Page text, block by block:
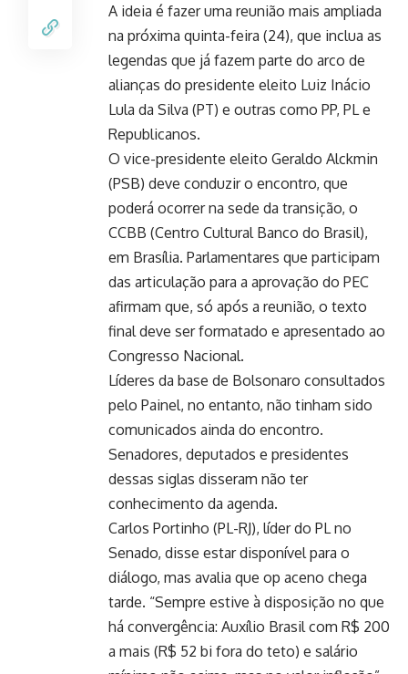
A ideia é fazer uma reunião mais ampliada
na próxima quinta-feira (24), que inclua as
legendas que já fazem parte do arco de
alianças do presidente eleito Luiz Inácio
Lula da Silva (PT) e outras como PP, PL e
Republicanos.
O vice-presidente eleito Geraldo Alckmin
(PSB) deve conduzir o encontro, que
poderá ocorrer na sede da transição, o
CCBB (Centro Cultural Banco do Brasil),
em Brasília. Parlamentares que participam
das articulação para a aprovação do PEC
afirmam que, só após a reunião, o texto
final deve ser formatado e apresentado ao
Congresso Nacional.
Líderes da base de Bolsonaro consultados
pelo Painel, no entanto, não tinham sido
comunicados ainda do encontro.
Senadores, deputados e presidentes
dessas siglas disseram não ter
conhecimento da agenda.
Carlos Portinho (PL-RJ), líder do PL no
Senado, disse estar disponível para o
diálogo, mas avalia que op aceno chega
tarde. “Sempre estive à disposição no que
há convergência: Auxílio Brasil com R$ 200
a mais (R$ 52 bi fora do teto) e salário